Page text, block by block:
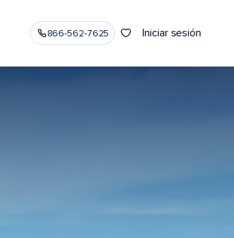
866-562-7625 Iniciar sesión